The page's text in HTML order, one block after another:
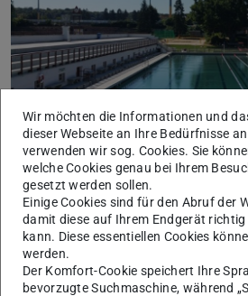
Liebe Badegäste,
wir möchten noch einmal darauf
diesjährige Badesaison im
15.09.2023 endet.
Wir hoffen darauf Sie auch im
Wir möchten die Informationen und
dieser Webseite an Ihre Bedürfnisse
verwenden wir sog. Cookies. Sie
welche Cookies genau bei Ihrem
gesetzt werden sollen.
Einige Cookies sind für den Abruf der
damit diese auf Ihrem Endgerät richtig
kann. Diese essentiellen Cookies
werden.
Der Komfort-Cookie speichert Ihre
bevorzugte Suchmaschine, während